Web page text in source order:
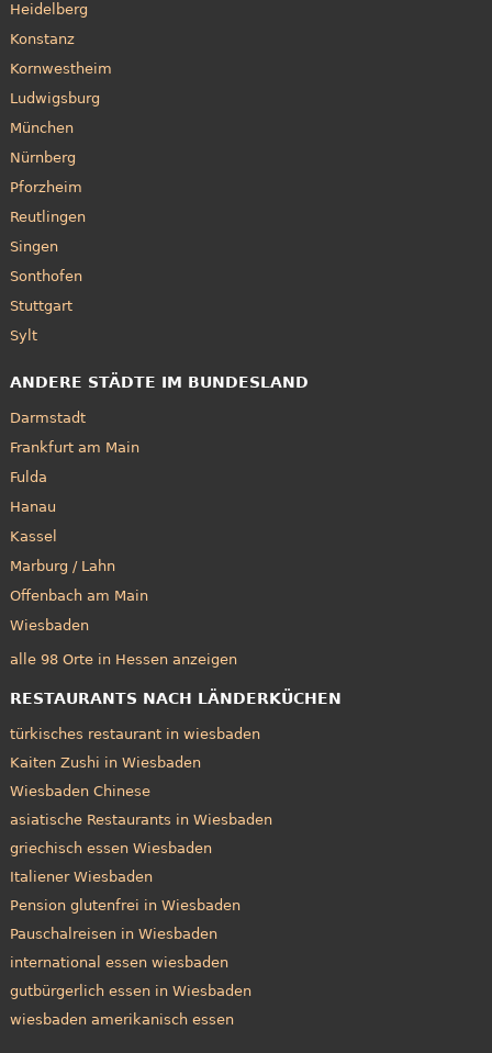
Heidelberg
Konstanz
Kornwestheim
Ludwigsburg
München
Nürnberg
Pforzheim
Reutlingen
Singen
Sonthofen
Stuttgart
Sylt
ANDERE STÄDTE IM BUNDESLAND
Darmstadt
Frankfurt am Main
Fulda
Hanau
Kassel
Marburg / Lahn
Offenbach am Main
Wiesbaden
alle 98 Orte in Hessen anzeigen
RESTAURANTS NACH LÄNDERKÜCHEN
türkisches restaurant in wiesbaden
Kaiten Zushi in Wiesbaden
Wiesbaden Chinese
asiatische Restaurants in Wiesbaden
griechisch essen Wiesbaden
Italiener Wiesbaden
Pension glutenfrei in Wiesbaden
Pauschalreisen in Wiesbaden
international essen wiesbaden
gutbürgerlich essen in Wiesbaden
wiesbaden amerikanisch essen